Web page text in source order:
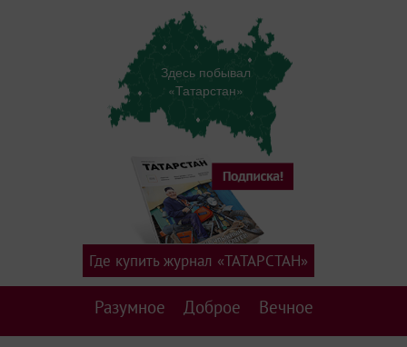
Здесь побывал
«Татарстан»
Разумное Доброе Вечное
Где купить журнал «ТАТАРСТАН»